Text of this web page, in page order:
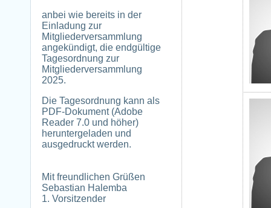
anbei wie bereits in der
Einladung zur
Mitgliederversammlung
angekündigt, die endgültige
Tagesordnung zur
Mitgliederversammlung
2025.
Die Tagesordnung kann als
PDF-Dokument (Adobe
Reader 7.0 und höher)
heruntergeladen und
ausgedruckt werden.
Mit freundlichen Grüßen
Sebastian Halemba
1. Vorsitzender